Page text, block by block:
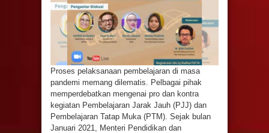
Proses pelaksanaan pembelajaran di masa
pandemi memang dilematis. Pelbagai pihak
memperdebatkan mengenai pro dan kontra
kegiatan Pembelajaran Jarak Jauh (PJJ) dan
Pembelajaran Tatap Muka (PTM). Sejak bulan
Januari 2021, Menteri Pendidikan dan